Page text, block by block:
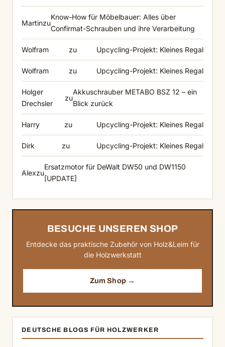
Martinzu
Know-How für Möbelbauer: Alles über
Confirmat-Schrauben und ihre Verarbeitung
Wolfram zu Upcycling-Projekt: Kleines Regal
Wolfram zu Upcycling-Projekt: Kleines Regal
Holger
Drechsler
zu
Akkuschrauber METABO BSZ 12 – ein
Blick zurück
Harry zu Upcycling-Projekt: Kleines Regal
Dirk zu Upcycling-Projekt: Kleines Regal
Alexzu
Ersatzmotor für DeWalt DW50 und DW1150
[UPDATE]
BESUCHE UNSEREN SHOP
Entdecke das praktische Zubehör von Holz&Leim für
die Holzwerkstatt
Zum Shop →
DEUTSCHE BLOGS FÜR HOLZWERKER